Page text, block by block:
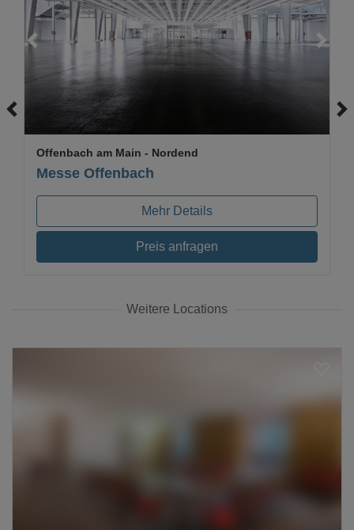
Messe Offenbach
Offenbach am Main - Nordend
Mehr Details
Preis anfragen
Weitere Locations